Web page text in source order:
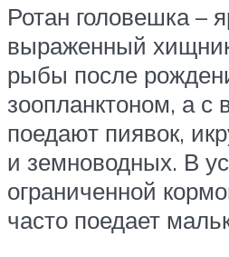
Ротан головешка –
выраженный
рыбы после
зоопланктоном, а с
поедают пиявок,
и земноводных. В
ограниченной
часто поедает